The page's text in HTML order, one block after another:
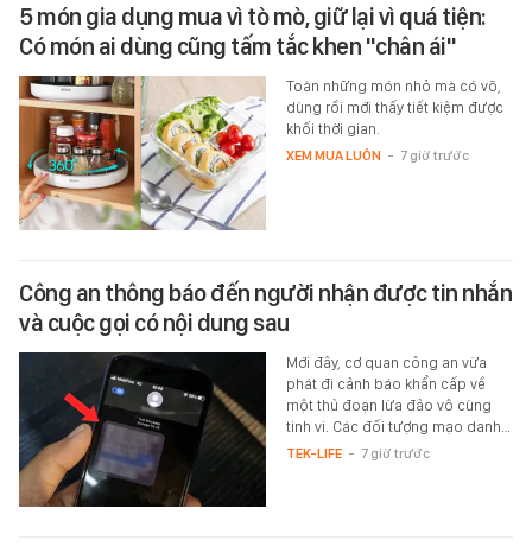
5 món gia dụng mua vì tò mò, giữ lại vì quá tiện:
Có món ai dùng cũng tấm tắc khen "chân ái"
Toàn những món nhỏ mà có võ,
dùng rồi mới thấy tiết kiệm được
khối thời gian.
XEM MUA LUÔN - 7 giờ trước
Công an thông báo đến người nhận được tin nhắn
và cuộc gọi có nội dung sau
Mới đây, cơ quan công an vừa
phát đi cảnh báo khẩn cấp về
một thủ đoạn lừa đảo vô cùng
tinh vi. Các đối tượng mạo danh…
TEK-LIFE - 7 giờ trước